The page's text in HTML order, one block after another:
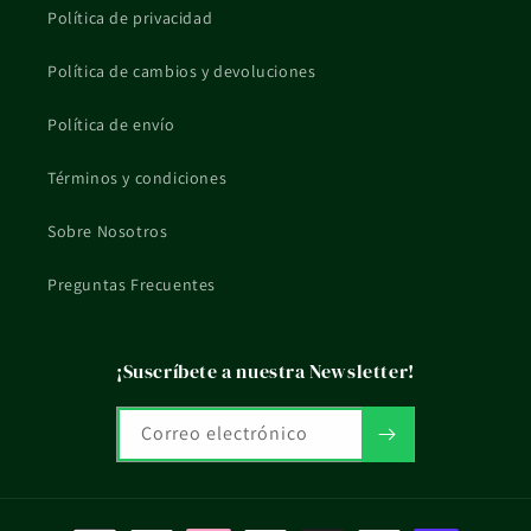
su categoría de uso.
¿Qué formato tiene?
reactiva o tratamiento en curso, mejor consultarlo con un
Política de privacidad
Política de cambios y devoluciones
Política de envío
Términos y condiciones
Sobre Nosotros
Preguntas Frecuentes
¡Suscríbete a nuestra Newsletter!
Correo electrónico